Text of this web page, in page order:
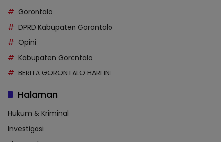
Gorontalo
DPRD Kabupaten Gorontalo
Opini
Kabupaten Gorontalo
BERITA GORONTALO HARI INI
Halaman
Hukum & Kriminal
Investigasi